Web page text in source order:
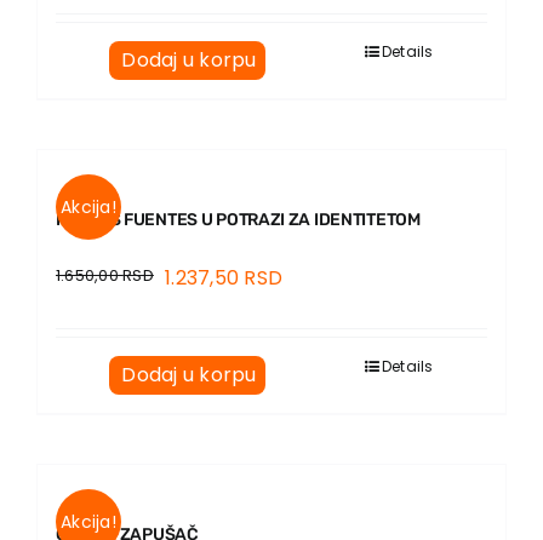
Dodaj u korpu Details
Akcija!
KARLOS FUENTES U POTRAZI ZA IDENTITETOM
1.650,00RSD 1.237,50 RSD
Dodaj u korpu Details
Akcija!
ORFEJ I ZAPUŠAČ